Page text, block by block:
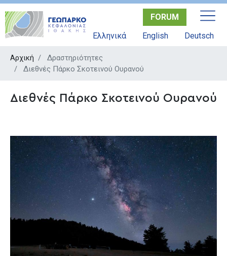
Παράκαμψη
FORUM
Ελληνικά
English Deutsch
Αρχική
Δραστηριότητες
Διεθνές Πάρκο Σκοτεινού Ουρανού
Διεθνές Πάρκο Σκοτεινού Ουρανού